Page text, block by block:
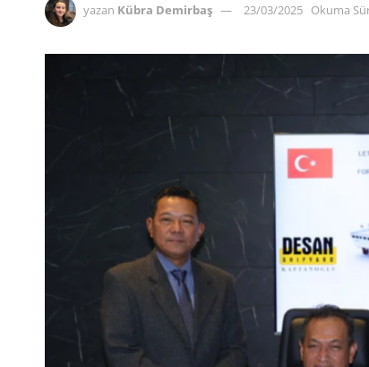
yazan Kübra Demirbaş 23/03/2025 Okuma